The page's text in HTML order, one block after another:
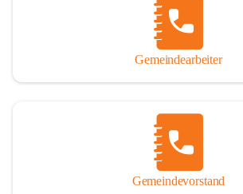
Wo eine genaue Quellenangabe sinnvoll und
sind die entsprechenden Quellenhinweise in
eingearbeitet. Der leichteren Lesbarkeit halber
streng gendergerechten Ausdrucksform Abstand
So darf ich Sie zu einer interessanten,
manchmal auch nachdenklich machenden
Jahrhunderte, ja Jahrtausende alte Geschichte
Gemeindearbeiter
Gemeindevorstand